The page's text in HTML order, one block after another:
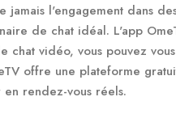
l'engagement dans
de chat idéal. L'app
vidéo, vous pouvez
offre une plateforme
rendez-vous réels.